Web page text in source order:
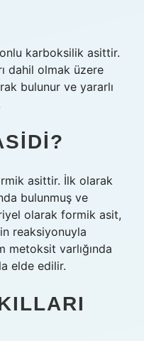
karboksilik asittir.
dahil olmak üzere
bulunur ve yararlı
asittir. İlk olarak
bulunmuş ve
olarak formik asit,
reaksiyonuyla
metoksit varlığında
elde edilir.